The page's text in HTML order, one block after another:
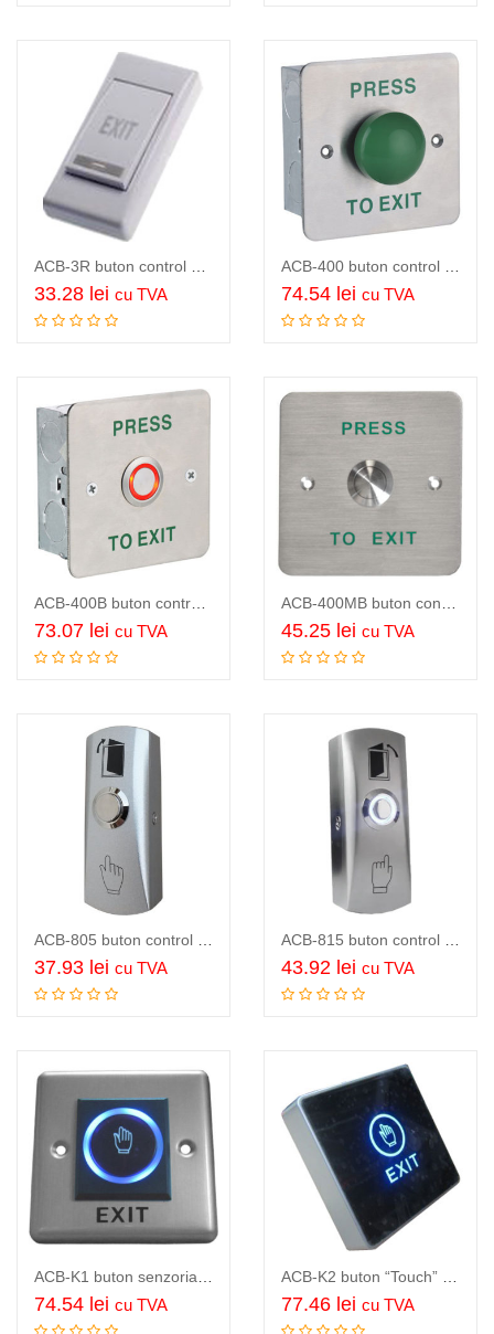
Adauga in cos
33.28 lei cu TVA
Adauga in cos
74.54 lei cu TVA
Adauga in cos
73.07 lei cu TVA
Adauga in cos
45.25 lei cu TVA
Citeste mai mult
37.93 lei cu TVA
Adauga in cos
43.92 lei cu TVA
74.54 lei cu TVA 77.46 lei cu TVA